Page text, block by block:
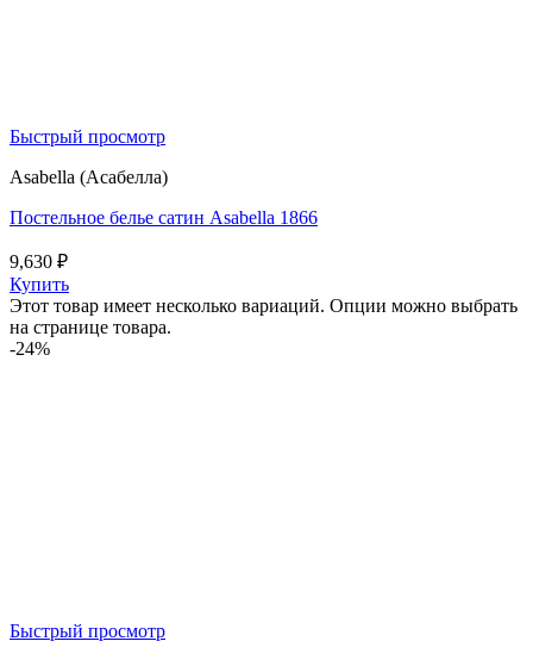
Быстрый просмотр
Asabella (Асабелла)
Постельное белье сатин Asabella 1866
9,630 ₽
Купить
Этот товар имеет несколько вариаций. Опции можно выбрать
на странице товара.
-24%
Быстрый просмотр